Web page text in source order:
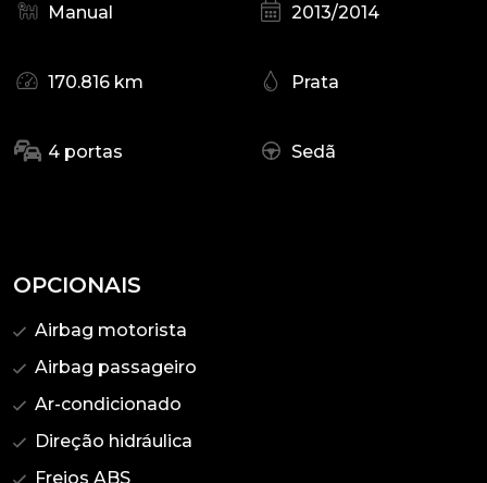
Manual 2013/2014
170.816 km Prata
4 portas Sedã
OPCIONAIS
Airbag motorista
Airbag passageiro
Ar-condicionado
Direção hidráulica
Freios ABS